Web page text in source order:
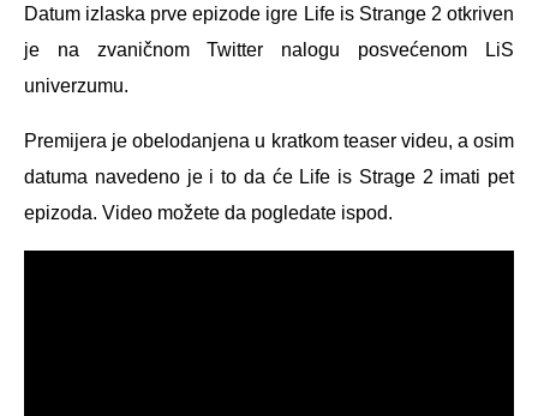
Datum izlaska prve epizode igre Life is Strange 2 otkriven
je na zvaničnom Twitter nalogu posvećenom LiS
univerzumu.
Premijera je obelodanjena u kratkom teaser videu, a osim
datuma navedeno je i to da će Life is Strage 2 imati pet
epizoda. Video možete da pogledate ispod.